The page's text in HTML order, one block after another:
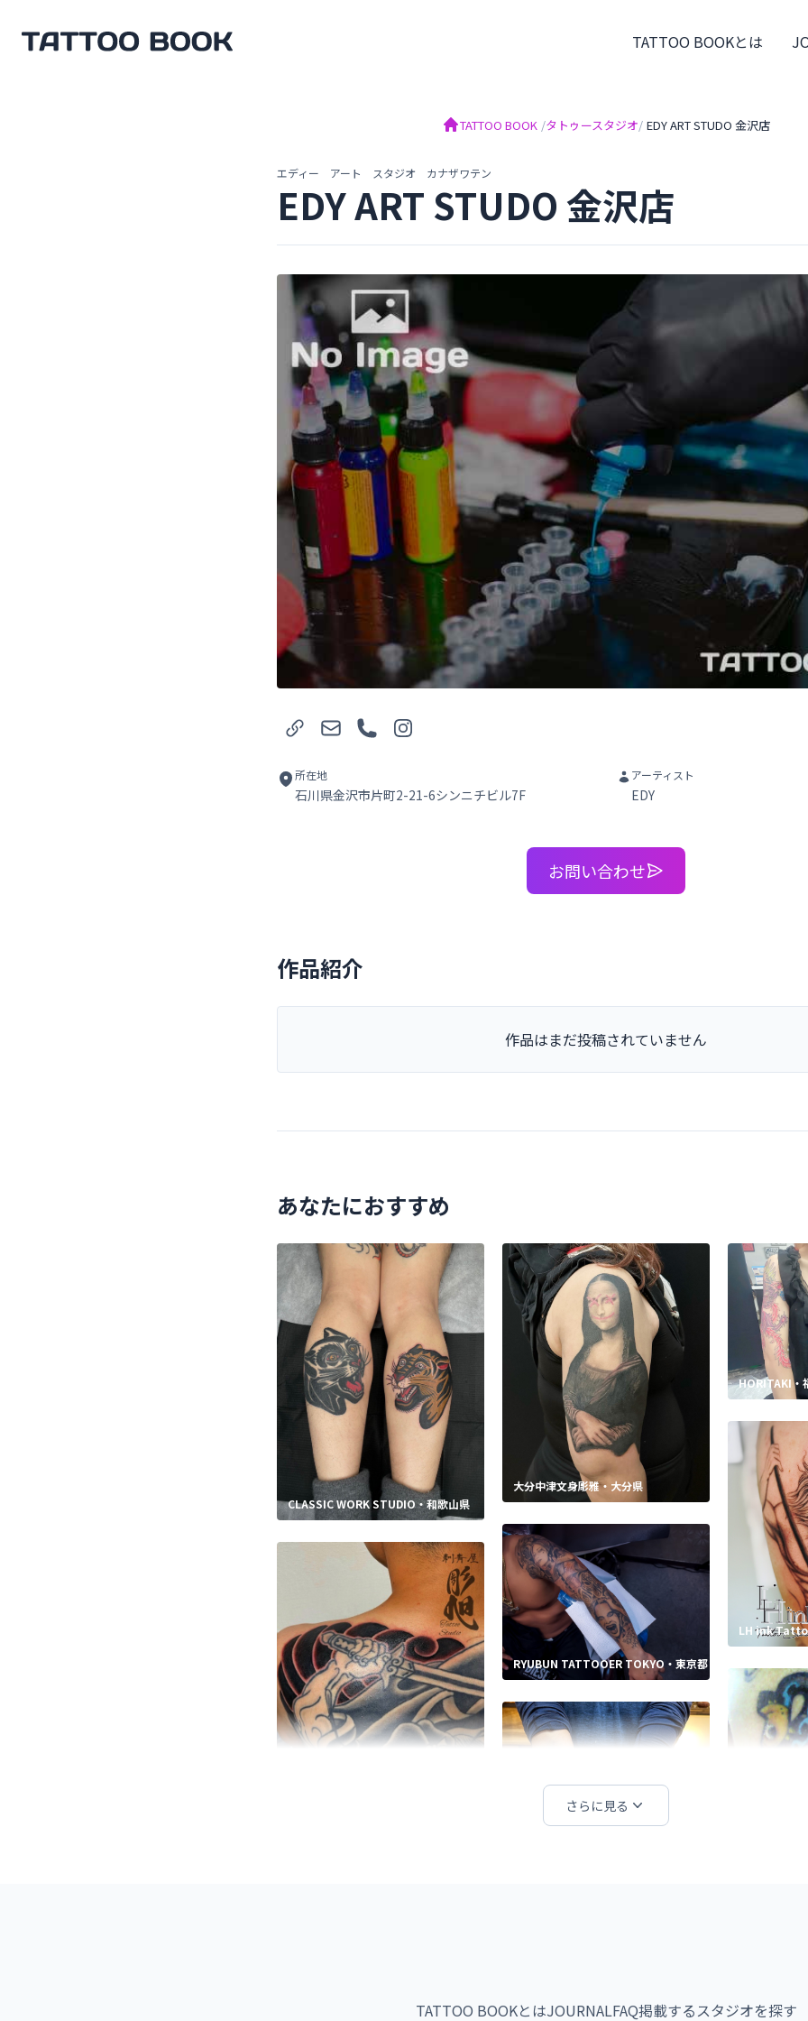
TATTOO BOOKとは
TATTOO BOOK /タトゥースタジオ/ EDY ART STUDO 金沢店
エディー アート スタジオ カナザワテン
EDY ART STUDO 金沢店
Webサイト
メール 電話 Instagram
所在地
石川県金沢市片町2-21-6シンニチビル7F
アーティスト
EDY
お問い合わせ
作品紹介
作品はまだ投稿されていません
あなたにおすすめ
CLASSIC WORK STUDIO・和歌山県
大分中津文身彫雅・大分県
RYUBUN TATTOOER TOKYO・東京都
HORITAKI・
LH ink
さらに見る
TATTOO BOOKとはJOURNALFAQ掲載するスタジオを探す